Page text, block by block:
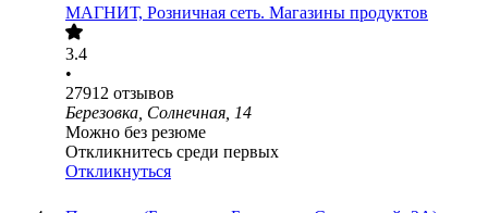
МАГНИТ, Розничная сеть. Магазины продуктов
3.4
•
27912 отзывов
Березовка, Солнечная, 14
Можно без резюме
Откликнитесь среди первых
Откликнуться